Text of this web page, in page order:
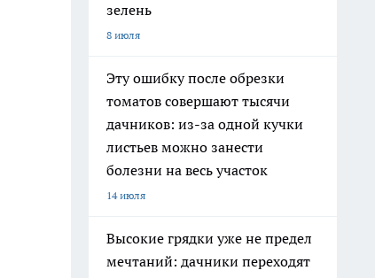
зелень
8 июля
Эту ошибку после обрезки
томатов совершают тысячи
дачников: из-за одной кучки
листьев можно занести
болезни на весь участок
14 июля
Высокие грядки уже не предел
мечтаний: дачники переходят